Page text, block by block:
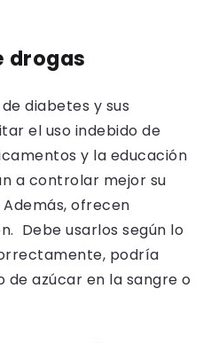
drogas
diabetes y sus
el uso indebido de
y la educación
a controlar mejor su
ofrecen
Debe usarlos según lo
podría
azúcar en la sangre o